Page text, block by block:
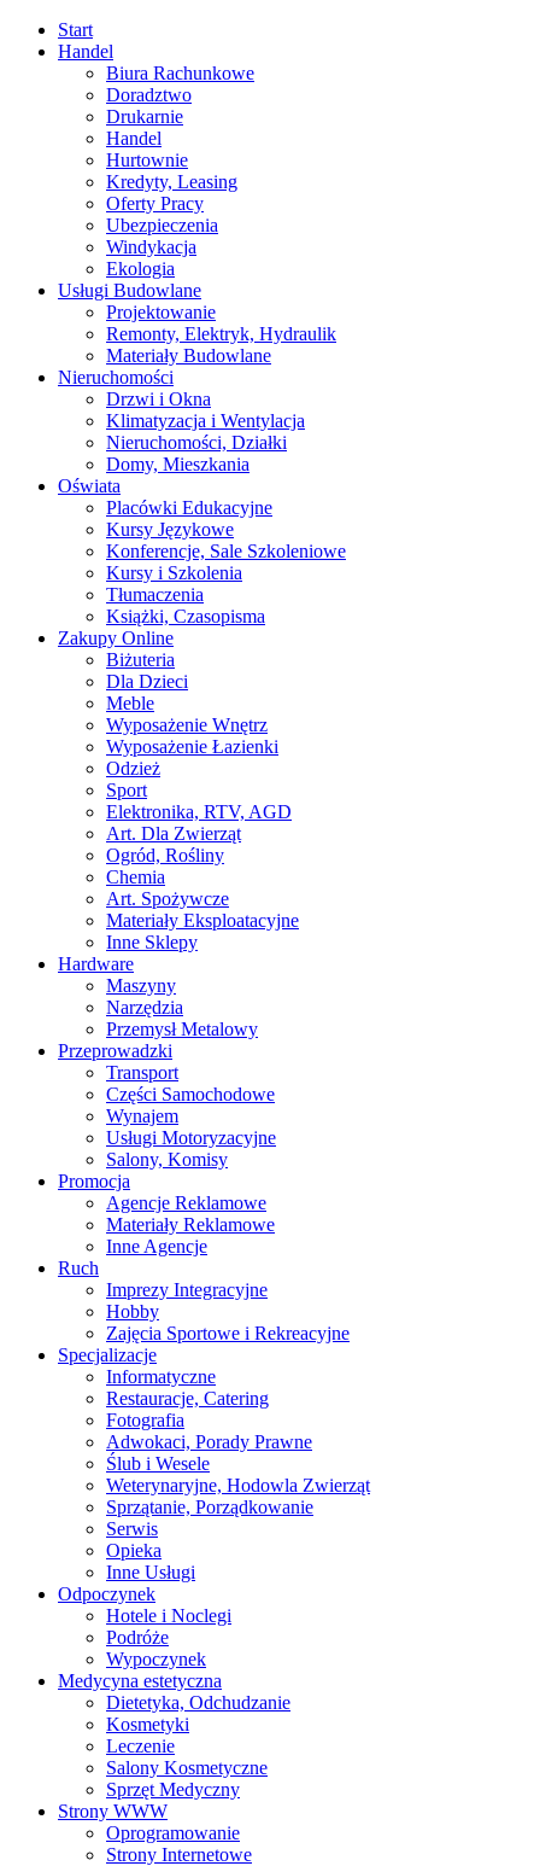
Start
Handel
Biura Rachunkowe
Doradztwo
Drukarnie
Handel
Hurtownie
Kredyty, Leasing
Oferty Pracy
Ubezpieczenia
Windykacja
Ekologia
Usługi Budowlane
Projektowanie
Remonty, Elektryk, Hydraulik
Materiały Budowlane
Nieruchomości
Drzwi i Okna
Klimatyzacja i Wentylacja
Nieruchomości, Działki
Domy, Mieszkania
Oświata
Placówki Edukacyjne
Kursy Językowe
Konferencje, Sale Szkoleniowe
Kursy i Szkolenia
Tłumaczenia
Książki, Czasopisma
Zakupy Online
Biżuteria
Dla Dzieci
Meble
Wyposażenie Wnętrz
Wyposażenie Łazienki
Odzież
Sport
Elektronika, RTV, AGD
Art. Dla Zwierząt
Ogród, Rośliny
Chemia
Art. Spożywcze
Materiały Eksploatacyjne
Inne Sklepy
Hardware
Maszyny
Narzędzia
Przemysł Metalowy
Przeprowadzki
Transport
Części Samochodowe
Wynajem
Usługi Motoryzacyjne
Salony, Komisy
Promocja
Agencje Reklamowe
Materiały Reklamowe
Inne Agencje
Ruch
Imprezy Integracyjne
Hobby
Zajęcia Sportowe i Rekreacyjne
Specjalizacje
Informatyczne
Restauracje, Catering
Fotografia
Adwokaci, Porady Prawne
Ślub i Wesele
Weterynaryjne, Hodowla Zwierząt
Sprzątanie, Porządkowanie
Serwis
Opieka
Inne Usługi
Odpoczynek
Hotele i Noclegi
Podróże
Wypoczynek
Medycyna estetyczna
Dietetyka, Odchudzanie
Kosmetyki
Leczenie
Salony Kosmetyczne
Sprzęt Medyczny
Strony WWW
Oprogramowanie
Strony Internetowe